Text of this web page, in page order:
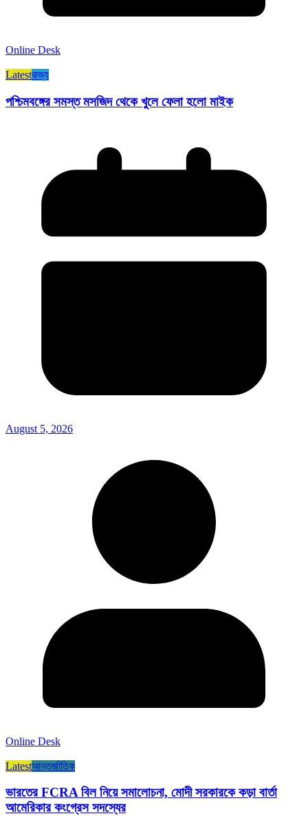
Online Desk
Latestরাজ্য​
পশ্চিমবঙ্গের সমস্ত মসজিদ থেকে খুলে ফেলা হলো মাইক
August 5, 2026
Online Desk
Latestআন্তর্জাতিক
ভারতের FCRA বিল নিয়ে সমালোচনা, মোদী সরকারকে কড়া বার্তা
আমেরিকার কংগ্রেস সদস্যের